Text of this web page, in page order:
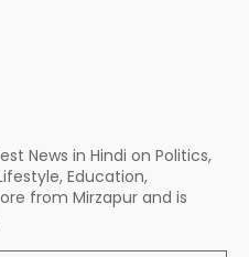
News in Hindi on Politics,
Education,
from Mirzapur and is